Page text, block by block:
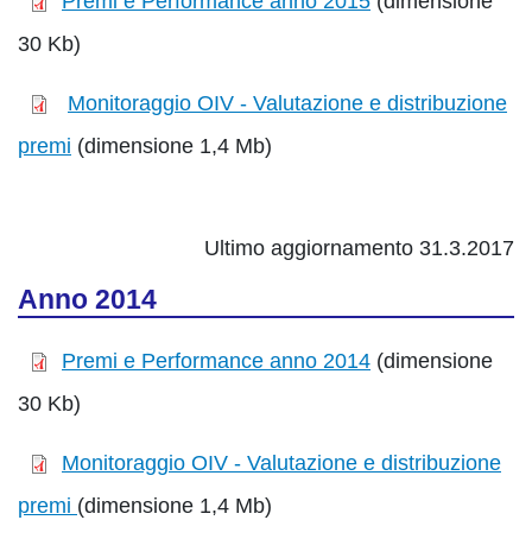
30 Kb)
Monitoraggio OIV - Valutazione e distribuzione
premi (dimensione 1,4 Mb)
Ultimo aggiornamento 31.3.2017
Anno 2014
Premi e Performance anno 2014 (dimensione
30 Kb)
Monitoraggio OIV - Valutazione e distribuzione
premi (dimensione 1,4 Mb)